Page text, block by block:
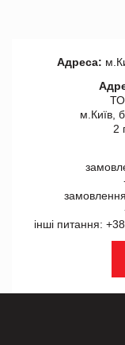
Адреса:
м.Київ,
2
інші питання: